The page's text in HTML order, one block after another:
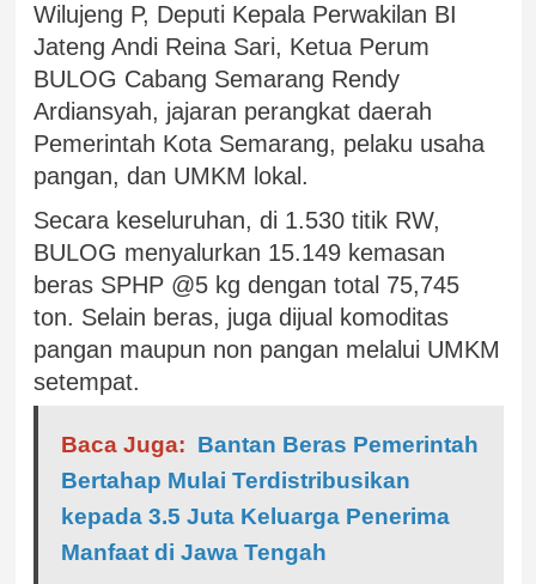
Wilujeng P, Deputi Kepala Perwakilan BI
Jateng Andi Reina Sari, Ketua Perum
BULOG Cabang Semarang Rendy
Ardiansyah, jajaran perangkat daerah
Pemerintah Kota Semarang, pelaku usaha
pangan, dan UMKM lokal.
Secara keseluruhan, di 1.530 titik RW,
BULOG menyalurkan 15.149 kemasan
beras SPHP @5 kg dengan total 75,745
ton. Selain beras, juga dijual komoditas
pangan maupun non pangan melalui UMKM
setempat.
Baca Juga: Bantan Beras Pemerintah
Bertahap Mulai Terdistribusikan
kepada 3.5 Juta Keluarga Penerima
Manfaat di Jawa Tengah